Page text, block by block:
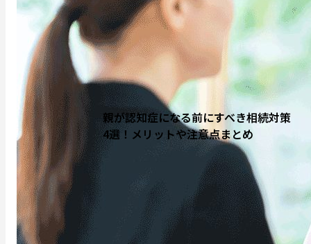
親が認知症になる前にすべき相続対策
4選！メリットや注意点まとめ